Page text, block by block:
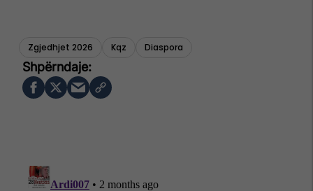
Zgjedhjet 2026 Kqz Diaspora